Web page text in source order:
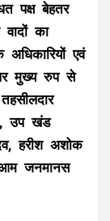
पक्ष बेहतर
का
अधिकारियों एवं
मुख्य रुप से
उप खंड
हरीश अशोक
जनमानस